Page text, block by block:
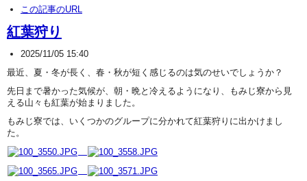
この記事のURL
紅葉狩り
2025/11/05 15:40
最近、夏・冬が長く、春・秋が短く感じるのは気のせいでしょうか？
先日まで暑かった気候が、朝・晩と冷えるようになり、もみじ寮から見
える山々も紅葉が始まりました。
もみじ寮では、いくつかのグループに分かれて紅葉狩りに出かけまし
た。